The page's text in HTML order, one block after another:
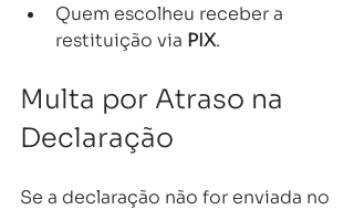
Quem escolheu receber a
restituição via PIX.
Multa por Atraso na
Declaração
Se a declaração não for enviada no